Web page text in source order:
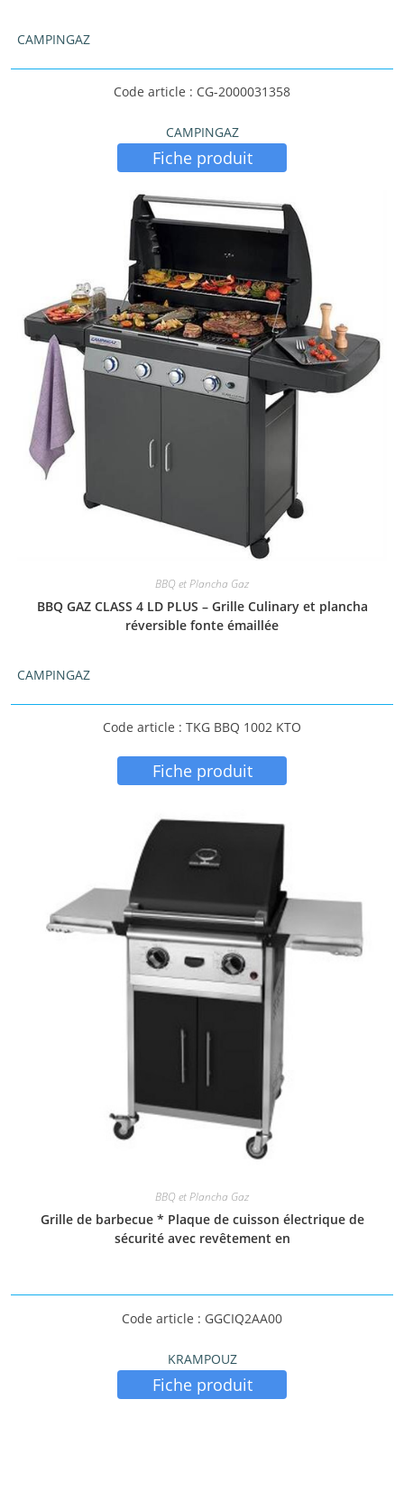
CAMPINGAZ
Code article : CG-2000031358
CAMPINGAZ
Fiche produit
BBQ et Plancha Gaz
BBQ GAZ CLASS 4 LD PLUS – Grille Culinary et plancha
réversible fonte émaillée
CAMPINGAZ
Code article : TKG BBQ 1002 KTO
Fiche produit
BBQ et Plancha Gaz
Grille de barbecue * Plaque de cuisson électrique de
sécurité avec revêtement en
Code article : GGCIQ2AA00
KRAMPOUZ
Fiche produit